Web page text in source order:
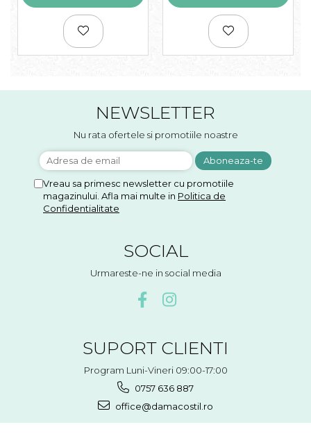
NEWSLETTER
Nu rata ofertele si promotiile noastre
Vreau sa primesc newsletter cu promotiile
magazinului. Afla mai multe in Politica de
Confidentialitate
SOCIAL
Urmareste-ne in social media
SUPORT CLIENTI
Program Luni-Vineri 09:00-17:00
0757 636 887
office@damacostil.ro